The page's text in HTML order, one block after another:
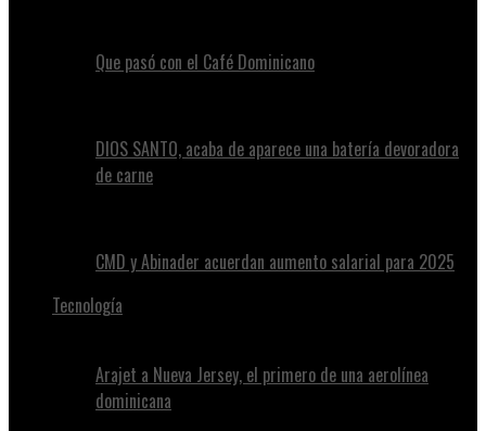
Que pasó con el Café Dominicano
DIOS SANTO, acaba de aparece una batería devoradora
de carne
CMD y Abinader acuerdan aumento salarial para 2025
Tecnología
Arajet a Nueva Jersey, el primero de una aerolínea
dominicana